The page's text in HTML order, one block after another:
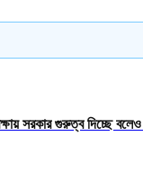
সরকার গুরুত্ব দিচ্ছে